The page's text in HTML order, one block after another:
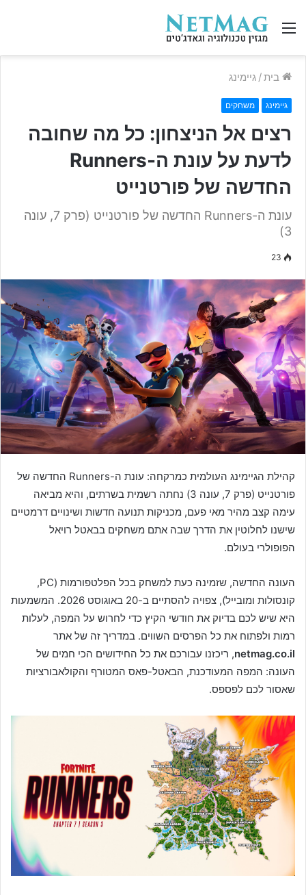
תפריט
בית/ גיימינג
גיימינג משחקים
רצים אל הניצחון: כל מה שחובה
לדעת על עונת ה-Runners
החדשה של פורטנייט
עונת ה-Runners החדשה של פורטנייט (פרק 7, עונה
3)
23
קהילת הגיימינג העולמית כמרקחה: עונת ה-Runners החדשה של
פורטנייט (פרק 7, עונה 3) נחתה רשמית בשרתים, והיא מביאה
עימה קצב מהיר מאי פעם, מכניקות תנועה חדשות ושינויים דרמטיים
שישנו לחלוטין את הדרך שבה אתם משחקים בבאטל רויאל
הפופולרי בעולם.
העונה החדשה, שזמינה כעת למשחק בכל הפלטפורמות (PC,
קונסולות ומובייל), צפויה להסתיים ב-20 באוגוסט 2026. המשמעות
היא שיש לכם בדיוק את חודשי הקיץ כדי לחרוש על המפה, לעלות
רמות ולפתוח את כל הפרסים השווים. במדריך זה של אתר
netmag.co.il, ריכזנו עבורכם את כל החידושים הכי חמים של
העונה: המפה המעודכנת, הבאטל-פאס המטורף והקולאבורציות
שאסור לכם לפספס.